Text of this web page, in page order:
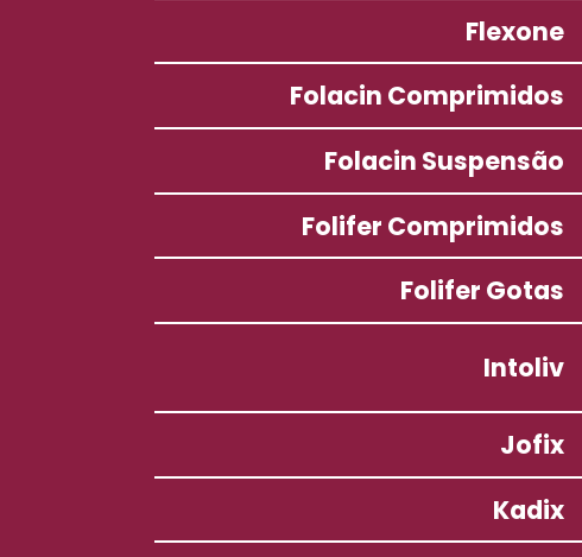
Flexone
Folacin Comprimidos
Folacin Suspensão
Folifer Comprimidos
Folifer Gotas
Intoliv
Jofix
Kadix